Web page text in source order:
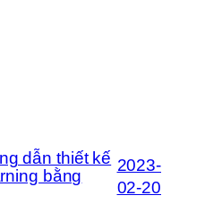
dẫn thiết kế
bằng
2023-
02-20